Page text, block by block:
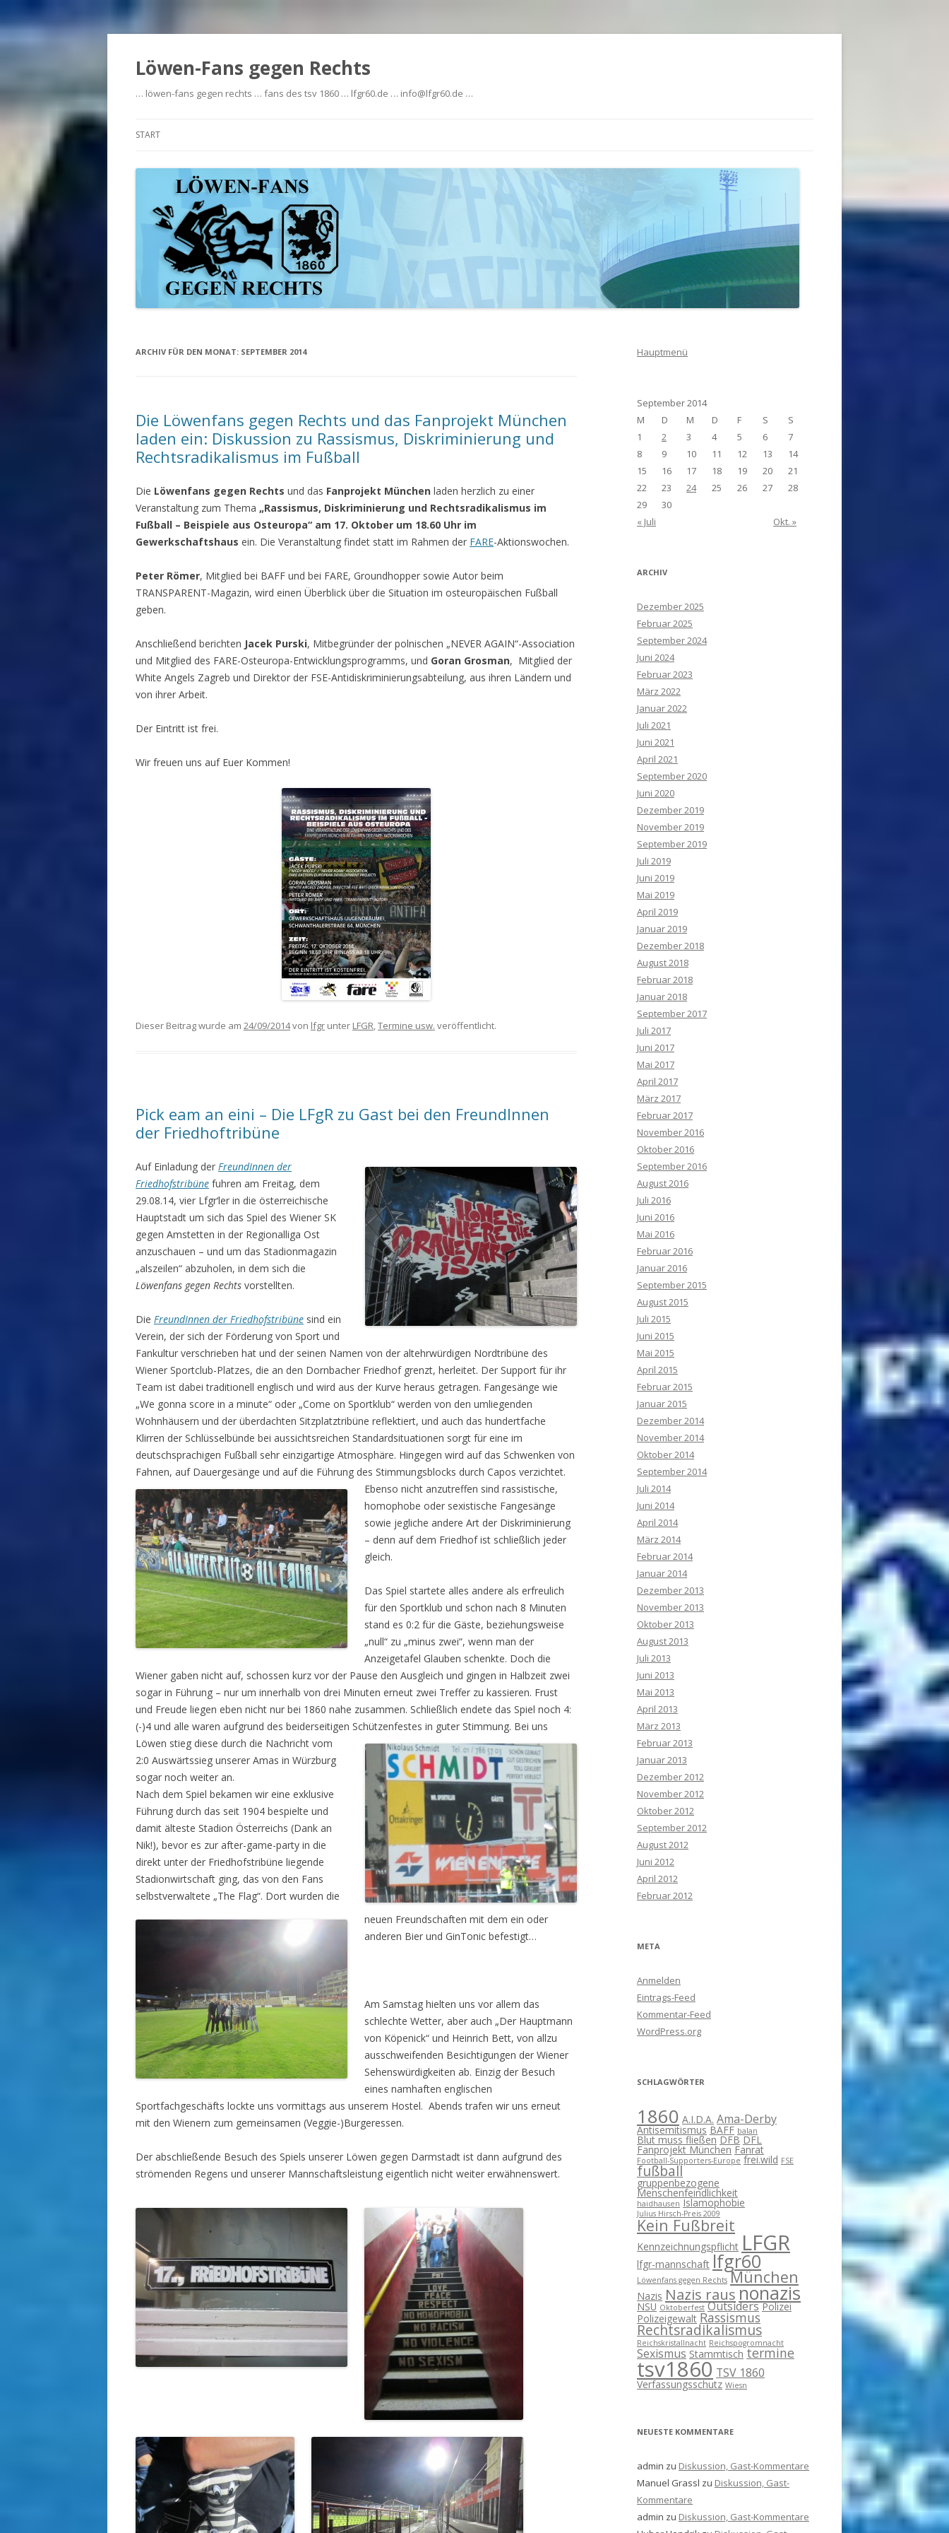
Löwen-Fans gegen Rechts
… löwen-fans gegen rechts … fans des tsv 1860 … lfgr60.de … info@lfgr60.de …
START
ARCHIV FÜR DEN MONAT: SEPTEMBER 2014
Die Löwenfans gegen Rechts und das Fanprojekt München
laden ein: Diskussion zu Rassismus, Diskriminierung und
Rechtsradikalismus im Fußball
Die Löwenfans gegen Rechts und das Fanprojekt München laden herzlich zu einer
Veranstaltung zum Thema „Rassismus, Diskriminierung und Rechtsradikalismus im
Fußball – Beispiele aus Osteuropa“ am 17. Oktober um 18.60 Uhr im
Gewerkschaftshaus ein. Die Veranstaltung findet statt im Rahmen der FARE-Aktionswochen.
Peter Römer, Mitglied bei BAFF und bei FARE, Groundhopper sowie Autor beim
TRANSPARENT-Magazin, wird einen Überblick über die Situation im osteuropäischen Fußball
geben.
Anschließend berichten Jacek Purski, Mitbegründer der polnischen „NEVER AGAIN“-Association
und Mitglied des FARE-Osteuropa-Entwicklungsprogramms, und Goran Grosman, Mitglied der
White Angels Zagreb und Direktor der FSE-Antidiskriminierungsabteilung, aus ihren Ländern und
von ihrer Arbeit.
Der Eintritt ist frei.
Wir freuen uns auf Euer Kommen!
Dieser Beitrag wurde am 24/09/2014von lfgr unter LFGR,Termine usw. veröffentlicht.
Pick eam an eini – Die LFgR zu Gast bei den FreundInnen
der Friedhoftribüne
Auf Einladung der FreundInnen der
Friedhofstribüne fuhren am Freitag, dem
29.08.14, vier Lfgr‘ler in die österreichische
Hauptstadt um sich das Spiel des Wiener SK
gegen Amstetten in der Regionalliga Ost
anzuschauen – und um das Stadionmagazin
„alszeilen“ abzuholen, in dem sich die
Löwenfans gegen Rechts vorstellten.
Die FreundInnen der Friedhofstribüne sind ein
Verein, der sich der Förderung von Sport und
Fankultur verschrieben hat und der seinen Namen von der altehrwürdigen Nordtribüne des
Wiener Sportclub-Platzes, die an den Dornbacher Friedhof grenzt, herleitet. Der Support für ihr
Team ist dabei traditionell englisch und wird aus der Kurve heraus getragen. Fangesänge wie
„We gonna score in a minute“ oder „Come on Sportklub“ werden von den umliegenden
Wohnhäusern und der überdachten Sitzplatztribüne reflektiert, und auch das hundertfache
Klirren der Schlüsselbünde bei aussichtsreichen Standardsituationen sorgt für eine im
deutschsprachigen Fußball sehr einzigartige Atmosphäre. Hingegen wird auf das Schwenken von
Fahnen, auf Dauergesänge und auf die Führung des Stimmungsblocks durch Capos verzichtet.
Ebenso nicht anzutreffen sind rassistische,
homophobe oder sexistische Fangesänge
sowie jegliche andere Art der Diskriminierung
– denn auf dem Friedhof ist schließlich jeder
gleich.
Das Spiel startete alles andere als erfreulich
für den Sportklub und schon nach 8 Minuten
stand es 0:2 für die Gäste, beziehungsweise
„null“ zu „minus zwei“, wenn man der
Anzeigetafel Glauben schenkte. Doch die
Wiener gaben nicht auf, schossen kurz vor der Pause den Ausgleich und gingen in Halbzeit zwei
sogar in Führung – nur um innerhalb von drei Minuten erneut zwei Treffer zu kassieren. Frust
und Freude liegen eben nicht nur bei 1860 nahe zusammen. Schließlich endete das Spiel noch 4:
(-)4 und alle waren aufgrund des beiderseitigen Schützenfestes in guter Stimmung. Bei uns
Löwen stieg diese durch die Nachricht vom
2:0 Auswärtssieg unserer Amas in Würzburg
sogar noch weiter an.
Nach dem Spiel bekamen wir eine exklusive
Führung durch das seit 1904 bespielte und
damit älteste Stadion Österreichs (Dank an
Nik!), bevor es zur after-game-party in die
direkt unter der Friedhofstribüne liegende
Stadionwirtschaft ging, das von den Fans
selbstverwaltete „The Flag“. Dort wurden die
neuen Freundschaften mit dem ein oder
anderen Bier und GinTonic befestigt…
Am Samstag hielten uns vor allem das
schlechte Wetter, aber auch „Der Hauptmann
von Köpenick“ und Heinrich Bett, von allzu
ausschweifenden Besichtigungen der Wiener
Sehenswürdigkeiten ab. Einzig der Besuch
eines namhaften englischen
Sportfachgeschäfts lockte uns vormittags aus unserem Hostel. Abends trafen wir uns erneut
mit den Wienern zum gemeinsamen (Veggie-)Burgeressen.
Der abschließende Besuch des Spiels unserer Löwen gegen Darmstadt ist dann aufgrund des
strömenden Regens und unserer Mannschaftsleistung eigentlich nicht weiter erwähnenswert.
Hauptmenü
September 2014
M
D M D F S
S
1
2 3 4 5 6
7
8
9 10 11 12 13
14
15
16 17 18 19 20
21
22
23 24 25 26 27
28
29
30
« Juli
Okt. »
ARCHIV
Dezember 2025
Februar 2025
September 2024
Juni 2024
Februar 2023
März 2022
Januar 2022
Juli 2021
Juni 2021
April 2021
September 2020
Juni 2020
Dezember 2019
November 2019
September 2019
Juli 2019
Juni 2019
Mai 2019
April 2019
Januar 2019
Dezember 2018
August 2018
Februar 2018
Januar 2018
September 2017
Juli 2017
Juni 2017
Mai 2017
April 2017
März 2017
Februar 2017
November 2016
Oktober 2016
September 2016
August 2016
Juli 2016
Juni 2016
Mai 2016
Februar 2016
Januar 2016
September 2015
August 2015
Juli 2015
Juni 2015
Mai 2015
April 2015
Februar 2015
Januar 2015
Dezember 2014
November 2014
Oktober 2014
September 2014
Juli 2014
Juni 2014
April 2014
März 2014
Februar 2014
Januar 2014
Dezember 2013
November 2013
Oktober 2013
August 2013
Juli 2013
Juni 2013
Mai 2013
April 2013
März 2013
Februar 2013
Januar 2013
Dezember 2012
November 2012
Oktober 2012
September 2012
August 2012
Juni 2012
April 2012
Februar 2012
META
Anmelden
Eintrags-Feed
Kommentar-Feed
WordPress.org
SCHLAGWÖRTER
1860 A.I.D.A. Ama-Derby
Antisemitismus BAFF balan
Blut muss fließen DFB DFL
Fanprojekt München Fanrat
Football-Supporters-Europe frei.wild FSE
fußball
gruppenbezogene
Menschenfeindlichkeit
haidhausen Islamophobie
Julius Hirsch-Preis 2009
Kein Fußbreit
Kennzeichnungspflicht LFGR
lfgr-mannschaft lfgr60
Löwenfans gegen Rechts München
Nazis Nazis rausnonazis
NSU Oktoberfest Outsiders Polizei
Polizeigewalt Rassismus
Rechtsradikalismus
Reichskristallnacht Reichspogromnacht
Sexismus Stammtisch termine
tsv1860 TSV 1860
Verfassungsschutz Wiesn
NEUESTE KOMMENTARE
admin zu Diskussion, Gast-Kommentare
Manuel Grassl zu Diskussion, Gast-
Kommentare
admin zu Diskussion, Gast-Kommentare